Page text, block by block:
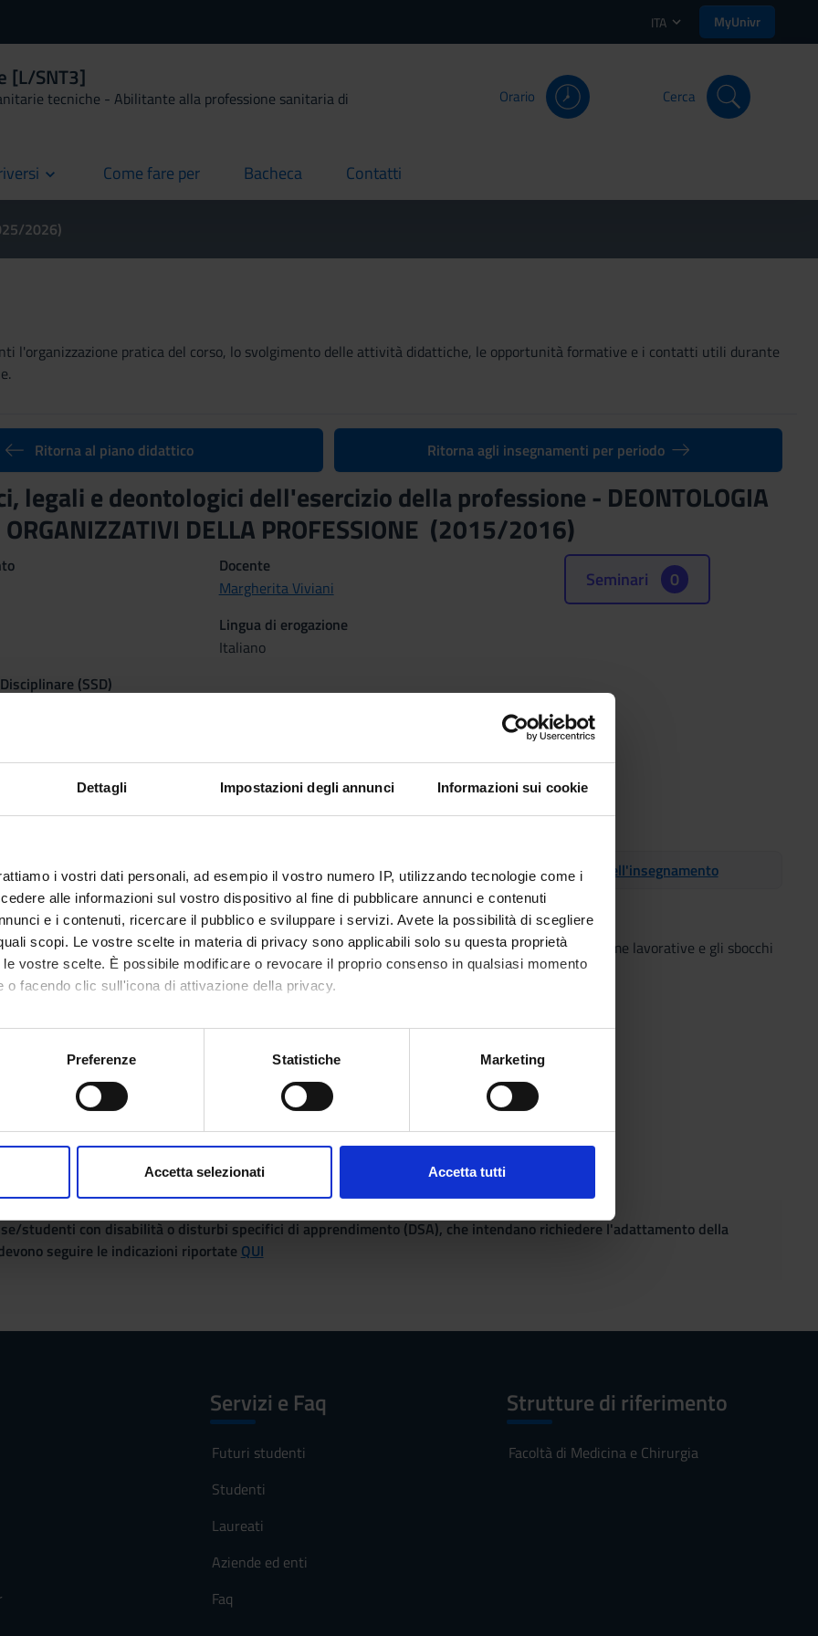
Dettagli Impostazioni degli annunci Informazioni sui cookie
i vostri dati personali, ad esempio il vostro numero IP, utilizzando tecnologie come i
alle informazioni sul vostro dispositivo al fine di pubblicare annunci e contenuti
e i contenuti, ricercare il pubblico e sviluppare i servizi. Avete la possibilità di scegliere
scopi. Le vostre scelte in materia di privacy sono applicabili solo su questa proprietà
vostre scelte. È possibile modificare o revocare il proprio consenso in qualsiasi momento
o facendo clic sull'icona di attivazione della privacy.
anche:
sulla tua posizione geografica, con un'approssimazione di qualche metro,
in qualsiasi momento dalla Dichiarazione sui cookie.
e social media, i quali potrebbero combinarle con altre informazioni che hai fornito loro o
dei loro servizi.
Preferenze Statistiche Marketing
Accetta selezionati Accetta tutti
ITA MyUnivr
[L/SNT3]
tecniche - Abilitante alla professione sanitaria di
Orario Cerca
Come fare per
current Bacheca
current Contatti
current
2026)
l'organizzazione pratica del corso, lo svolgimento delle attività didattiche, le opportunità formative e i contatti utili durante
Ritorna al piano didattico Ritorna agli insegnamenti per periodo
legali e deontologici dell'esercizio della professione - DEONTOLOGIA
ORGANIZZATIVI DELLA PROFESSIONE (2015/2016)
Docente
Margherita Viviani
Lingua di erogazione
Italiano
(SSD)
CLIDVR dal 1 apr 2016 al 31 mag 2016.
Seminari 0
la struttura dell’insegnamento a cui questo modulo appartiene, consultare:organizzazione dell'insegnamento
di vista normativo la professione dell’igienista dentale, il codice etico e deontologico, le diverse forme lavorative e gli sbocchi
studenti con disabilità o disturbi specifici di apprendimento (DSA), che intendano richiedere l'adattamento della
seguire le indicazioni riportate QUI
Servizi e Faq
Futuri studenti
Studenti
Laureati
Aziende ed enti
Faq
Strutture di riferimento
Facoltà di Medicina e Chirurgia